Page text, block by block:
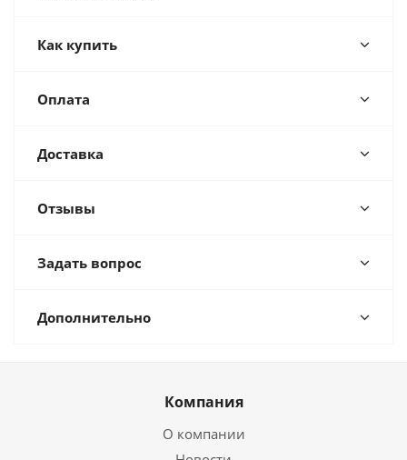
Как купить
Оплата
Доставка
Отзывы
Задать вопрос
Дополнительно
Компания
О компании